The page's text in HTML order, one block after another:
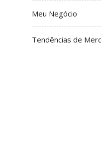
Meu Negócio
Tendências de